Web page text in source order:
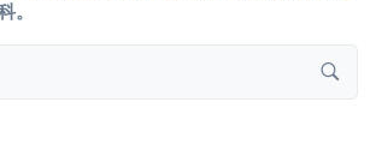
。